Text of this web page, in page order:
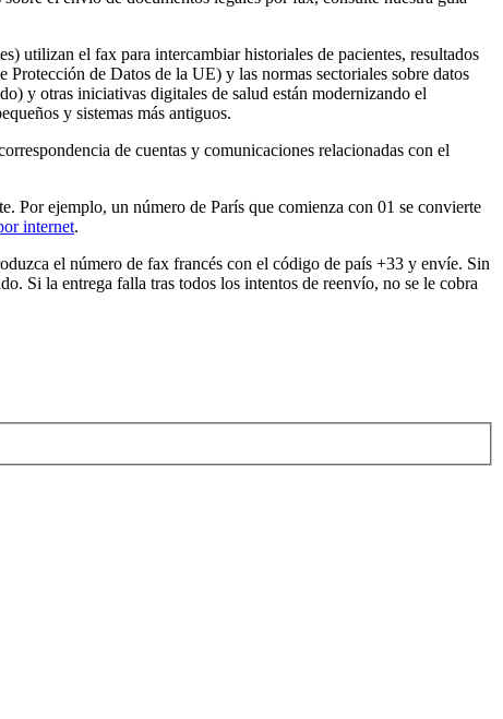
utilizan el fax para intercambiar historiales de pacientes, resultados
de Datos de la UE) y las normas sectoriales sobre datos
y otras iniciativas digitales de salud están modernizando el
y sistemas más antiguos.
de cuentas y comunicaciones relacionadas con el
Por ejemplo, un número de París que comienza con 01 se convierte
internet.
el número de fax francés con el código de país +33 y envíe. Sin
Si la entrega falla tras todos los intentos de reenvío, no se le cobra